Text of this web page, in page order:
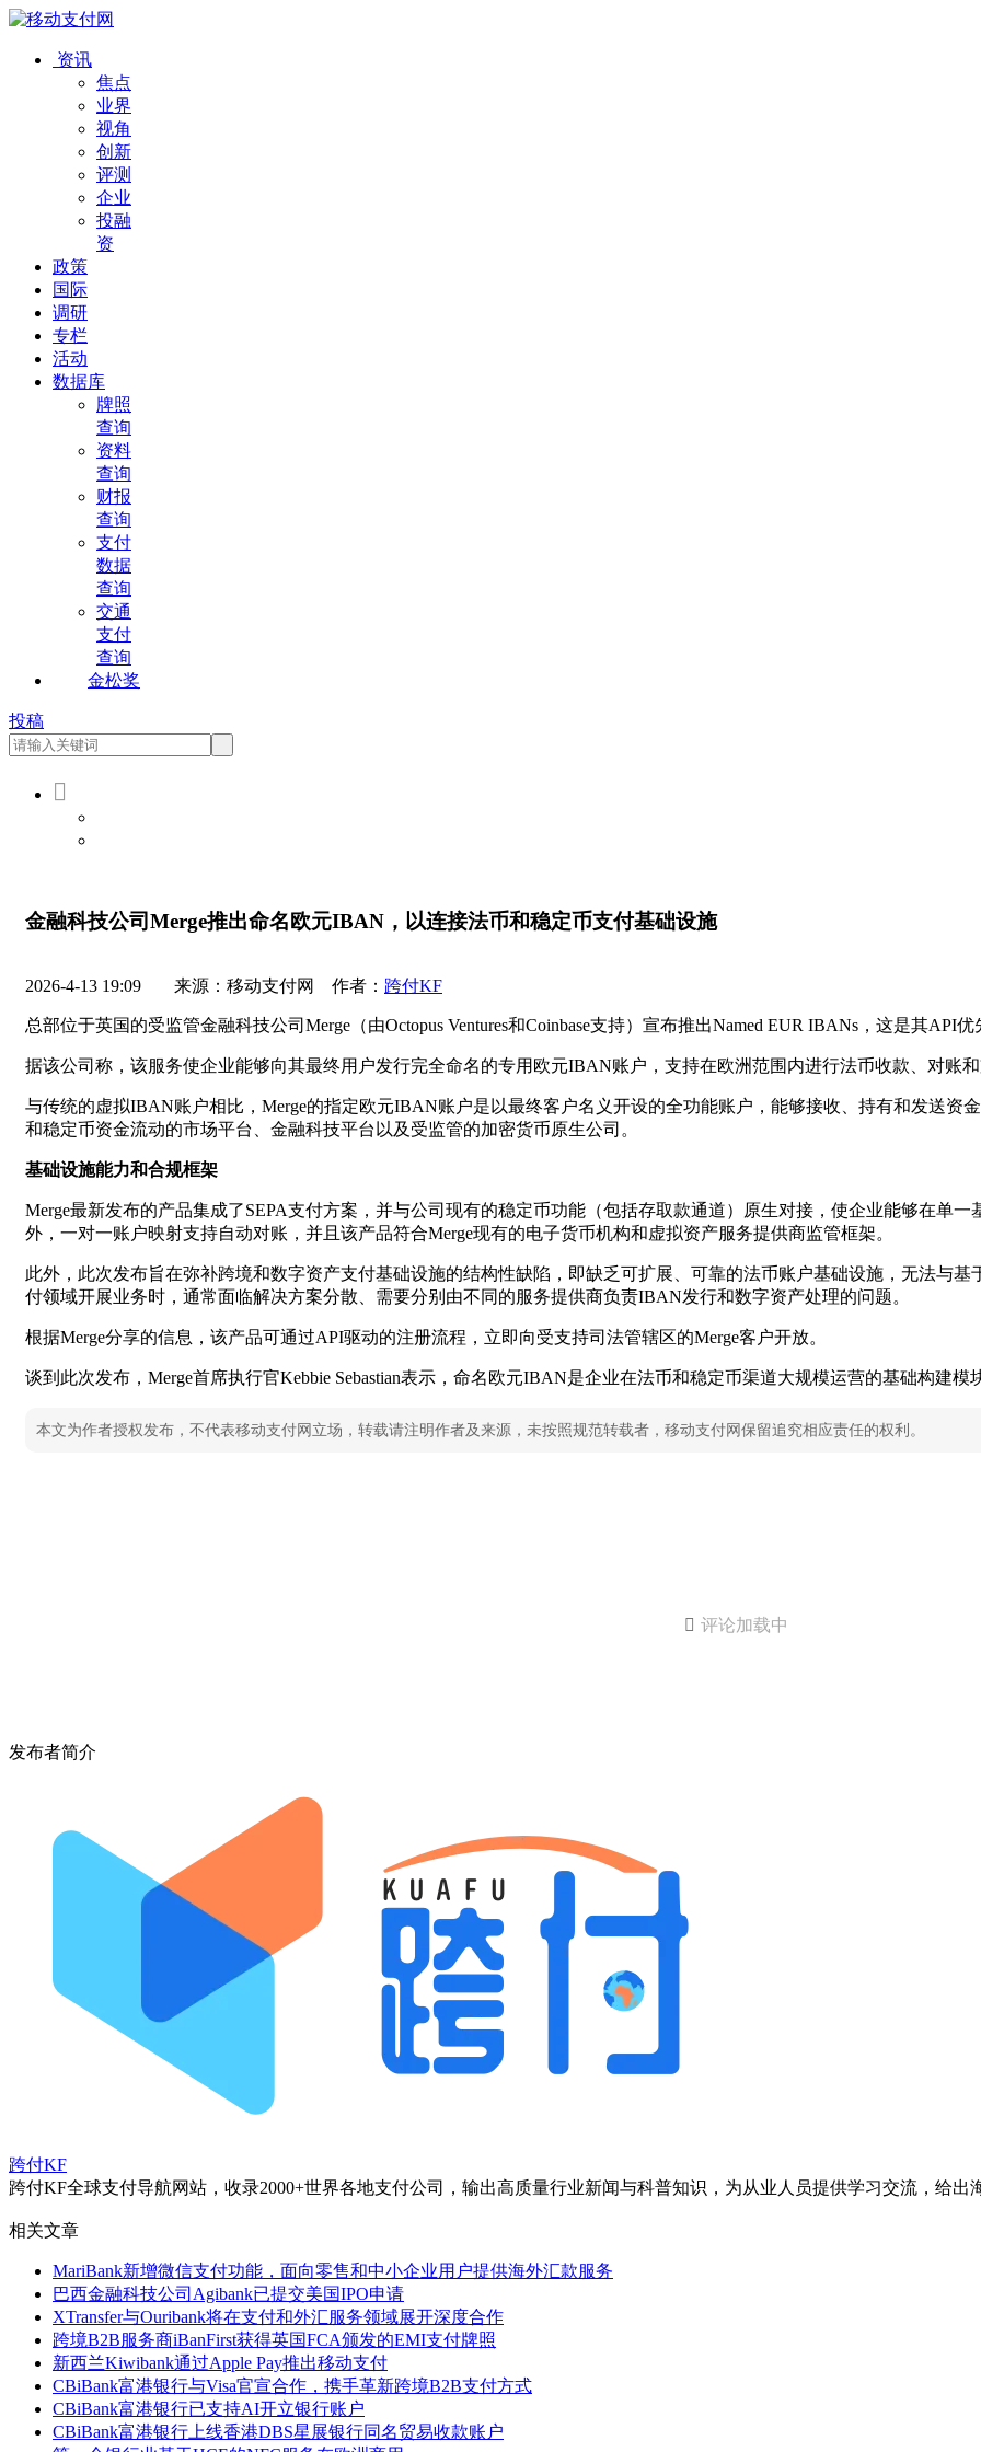
资讯
焦点
业界
视角
创新
评测
企业
投融
资
政策
国际
调研
专栏
活动
数据库
牌照
查询
资料
查询
财报
查询
支付
数据
查询
交通
支付
查询
金松奖
投稿

金融科技公司Merge推出命名欧元IBAN，以连接法币和稳定币支付基础设施
2026-4-13 19:09 来源：移动支付网 作者： 跨付KF
总部位于英国的受监管金融科技公司Merge（由Octopus Ventures和Coinbase支持）宣布推出Named EUR IBANs，这是其API
据该公司称，该服务使企业能够向其最终用户发行完全命名的专用欧元IBAN账户，支持在欧洲范围内进行法币收款、对账和
与传统的虚拟IBAN账户相比，Merge的指定欧元IBAN账户是以最终客户名义开设的全功能账户，能够接收、持有和发送资
和稳定币资金流动的市场平台、金融科技平台以及受监管的加密货币原生公司。
基础设施能力和合规框架
Merge最新发布的产品集成了SEPA支付方案，并与公司现有的稳定币功能（包括存取款通道）原生对接，使企业能够在单
外，一对一账户映射支持自动对账，并且该产品符合Merge现有的电子货币机构和虚拟资产服务提供商监管框架。
此外，此次发布旨在弥补跨境和数字资产支付基础设施的结构性缺陷，即缺乏可扩展、可靠的法币账户基础设施，无法与
付领域开展业务时，通常面临解决方案分散、需要分别由不同的服务提供商负责IBAN发行和数字资产处理的问题。
根据Merge分享的信息，该产品可通过API驱动的注册流程，立即向受支持司法管辖区的Merge客户开放。
谈到此次发布，Merge首席执行官Kebbie Sebastian表示，命名欧元IBAN是企业在法币和稳定币渠道大规模运营的基础构建模
本文为作者授权发布，不代表移动支付网立场，转载请注明作者及来源，未按照规范转载者，移动支付网保留追究相应责任的权利。
 评论加载中
发布者简介
跨付KF
跨付KF全球支付导航网站，收录2000+世界各地支付公司，输出高质量行业新闻与科普知识，为从业人员提供学习交流，给出
相关文章
MariBank新增微信支付功能，面向零售和中小企业用户提供海外汇款服务
巴西金融科技公司Agibank已提交美国IPO申请
XTransfer与Ouribank将在支付和外汇服务领域展开深度合作
跨境B2B服务商iBanFirst获得英国FCA颁发的EMI支付牌照
新西兰Kiwibank通过Apple Pay推出移动支付
CBiBank富港银行与Visa官宣合作，携手革新跨境B2B支付方式
CBiBank富港银行已支持AI开立银行账户
CBiBank富港银行上线香港DBS星展银行同名贸易收款账户